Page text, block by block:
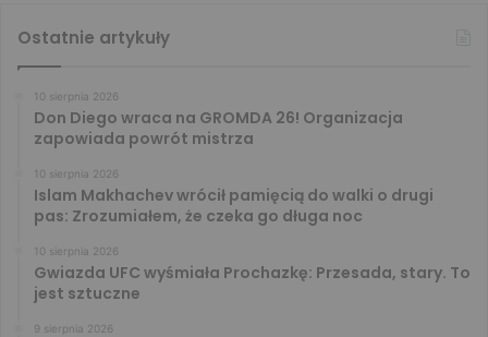
Ostatnie artykuły
10 sierpnia 2026
Don Diego wraca na GROMDA 26! Organizacja
zapowiada powrót mistrza
10 sierpnia 2026
Islam Makhachev wrócił pamięcią do walki o drugi
pas: Zrozumiałem, że czeka go długa noc
10 sierpnia 2026
Gwiazda UFC wyśmiała Prochazkę: Przesada, stary. To
jest sztuczne
9 sierpnia 2026